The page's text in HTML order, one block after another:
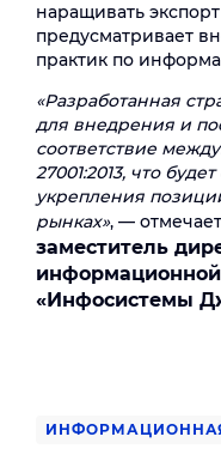
наращивать
предусматривает
практик по
«Разработанная
для внедрения и
соответствие
27001:2013, что
укрепления
рынках», — отмечает
заместитель
«Инфосистемы